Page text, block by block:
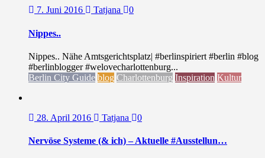
7. Juni 2016 Tatjana 0
Nippes..
Nippes.. Nähe Amtsgerichtsplatz| #berlinspiriert #berlin #blog
#berlinblogger #welovecharlottenburg...
Berlin City Guide blog Charlottenburg Inspiration Kultur
28. April 2016 Tatjana 0
Nervöse Systeme (& ich) – Aktuelle #Ausstellun…